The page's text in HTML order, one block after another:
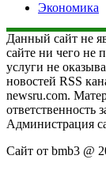
Экономика
Данный сайт не
сайте ни чего не
услуги не
новостей RSS
newsru.com.
ответственность
Администрация
Сайт от bmb3 @